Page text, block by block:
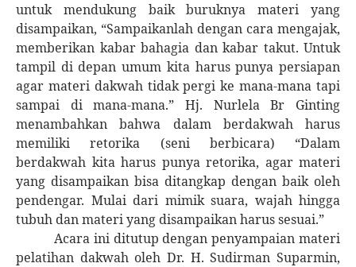
untuk mendukung baik buruknya materi yang
disampaikan, “Sampaikanlah dengan cara mengajak,
memberikan kabar bahagia dan kabar takut. Untuk
tampil di depan umum kita harus punya persiapan
agar materi dakwah tidak pergi ke mana-mana tapi
sampai di mana-mana.” Hj. Nurlela Br Ginting
menambahkan bahwa dalam berdakwah harus
memiliki retorika (seni berbicara) “Dalam
berdakwah kita harus punya retorika, agar materi
yang disampaikan bisa ditangkap dengan baik oleh
pendengar. Mulai dari mimik suara, wajah hingga
tubuh dan materi yang disampaikan harus sesuai.”
Acara ini ditutup dengan penyampaian materi
pelatihan dakwah oleh Dr. H. Sudirman Suparmin,